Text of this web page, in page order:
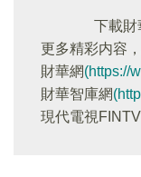
下載財
更多精彩内容
財華網(https://
財華智庫網
現代電視FINTV